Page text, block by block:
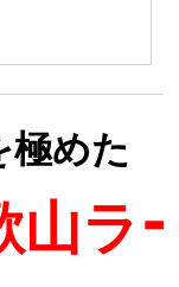
極めた
山ラ